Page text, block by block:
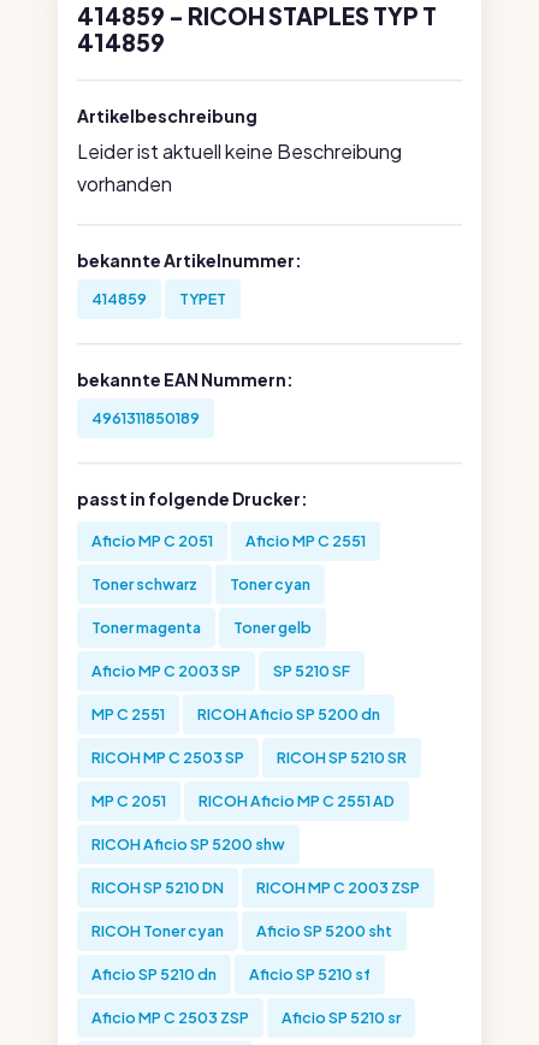
414859 - RICOH STAPLES TYP T
414859
Artikelbeschreibung
Leider ist aktuell keine Beschreibung
vorhanden
bekannte Artikelnummer:
414859 TYPET
bekannte EAN Nummern:
4961311850189
passt in folgende Drucker:
Aficio MP C 2051 Aficio MP C 2551
Toner schwarz Toner cyan
Toner magenta Toner gelb
Aficio MP C 2003 SP SP 5210 SF
MP C 2551 RICOH Aficio SP 5200 dn
RICOH MP C 2503 SP RICOH SP 5210 SR
MP C 2051 RICOH Aficio MP C 2551 AD
RICOH Aficio SP 5200 shw
RICOH SP 5210 DN RICOH MP C 2003 ZSP
RICOH Toner cyan Aficio SP 5200 sht
Aficio SP 5210 dn Aficio SP 5210 sf
Aficio MP C 2503 ZSP Aficio SP 5210 sr